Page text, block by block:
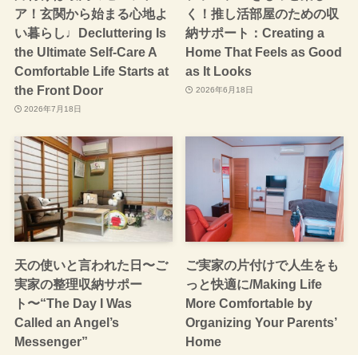
ア！玄関から始まる心地よ
い暮らし♩Decluttering Is
the Ultimate Self-Care A
Comfortable Life Starts at
the Front Door
2026年7月18日
く！推し活部屋のための収
納サポート：Creating a
Home That Feels as Good
as It Looks
2026年6月18日
天の使いと言われた日〜ご
実家の整理収納サポー
ト〜“The Day I Was
Called an Angel’s
Messenger”
ご実家の片付けで人生をも
っと快適に/Making Life
More Comfortable by
Organizing Your Parents’
Home